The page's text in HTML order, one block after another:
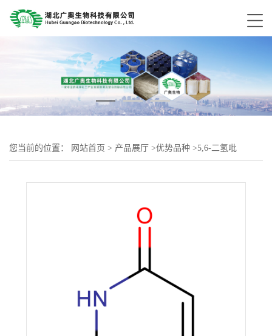
您当前的位置： 网站首页 > 产品展厅 >优势品种 >5,6-二氢吡